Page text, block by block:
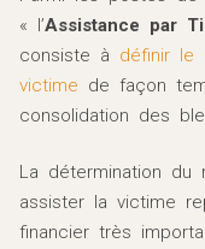
« l’Assistance par
consiste à définir le
victime de façon
consolidation des
La détermination du
assister la victime
financier très